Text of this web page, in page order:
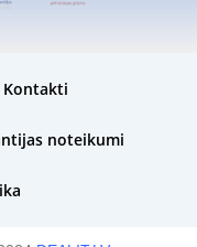
Kontakti
noteikumi